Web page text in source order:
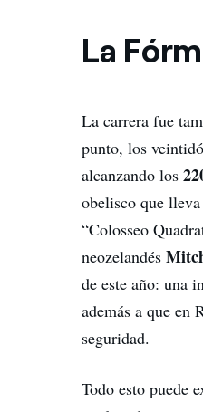
La
La carrera fue
punto, los
alcanzando los
obelisco que
“Colosseo
neozelandés
de este año: una
además a que en
seguridad.
Todo esto puede